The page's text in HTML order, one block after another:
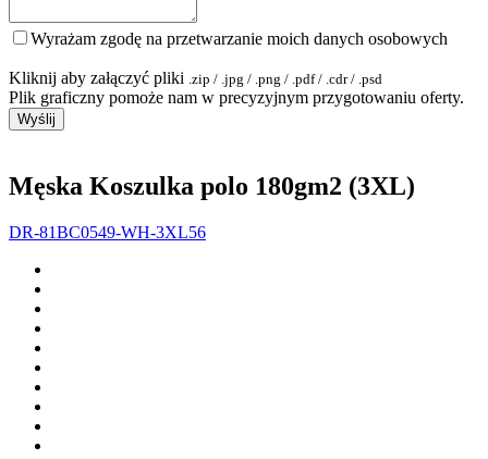
Wyrażam zgodę na przetwarzanie moich danych osobowych
Kliknij aby załączyć pliki .zip / .jpg / .png / .pdf / .cdr / .psd
Plik graficzny pomoże nam w precyzyjnym przygotowaniu oferty.
Wyślij
Męska Koszulka polo 180gm2 (3XL)
DR-81BC0549-WH-3XL56